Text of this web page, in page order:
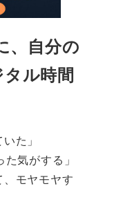
、自分の
ル時間
た」
気がする」
、モヤモヤす